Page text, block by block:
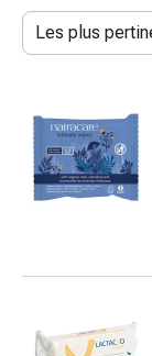
de
nez
des
Les plus